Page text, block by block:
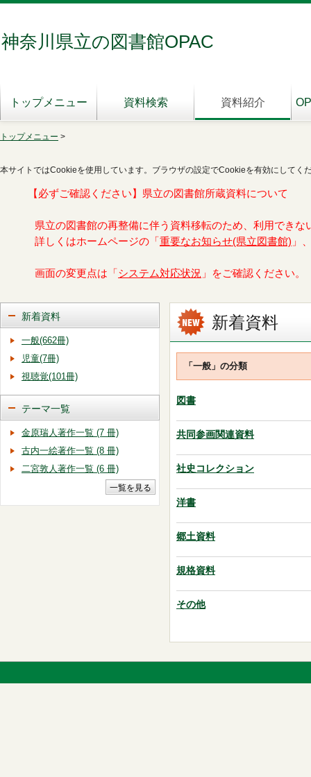
神奈川県立の図書館OPAC
トップメニュー 資料検索 資料紹介
トップメニュー >
本サイトではCookieを使用しています。ブラウザの設定でCookieを有効にしてく
【必ずご確認ください】県立の図書館所蔵資料について
県立の図書館の再整備に伴う資料移転のため、利用できな
詳しくはホームページの「 重要なお知らせ(県立図書館) 」
画面の変更点は「 システム対応状況 」をご確認ください。
新着資料
「一般」の分類
図書
共同参画関連資料
社史コレクション
洋書
郷土資料
規格資料
その他
新着資料
一般(662冊)
児童(7冊)
視聴覚(101冊)
テーマ一覧
金原瑞人著作一覧 (7 冊)
古内一絵著作一覧 (8 冊)
二宮敦人著作一覧 (6 冊)